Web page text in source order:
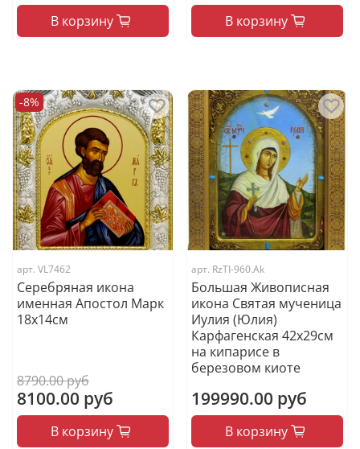
В корзину В корзину
-8%
арт. VL7462
Серебряная икона
именная Апостол Марк
18x14см
8790.00 руб
8100.00 руб
В корзину
арт. RzTI-960.Ak
Большая Живописная
икона Святая мученица
Иулия (Юлия)
Карфагенская 42х29см
на кипарисе в
березовом киоте
199990.00 руб
В корзину